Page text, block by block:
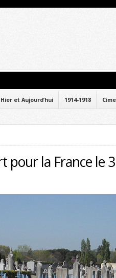
Hier et Aujourd’hui 1914-1918
pour la France le